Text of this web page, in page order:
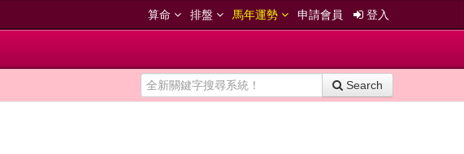
算命 排盤 馬年運勢 申請會員 登入
Search